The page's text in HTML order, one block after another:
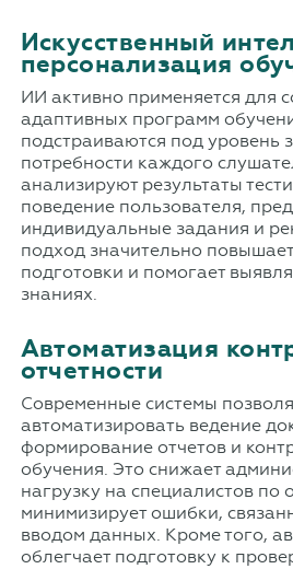
Искусственный
персонализация
ИИ активно применяется для
адаптивных программ
подстраиваются под уровень
потребности каждого
анализируют результаты
поведение пользователя,
индивидуальные задания и
подход значительно
подготовки и помогает
знаниях.
Автоматизация
отчетности
Современные системы
автоматизировать ведение
формирование отчетов и
обучения. Это снижает
нагрузку на специалистов по
минимизирует ошибки,
вводом данных. Кроме того,
облегчает подготовку к